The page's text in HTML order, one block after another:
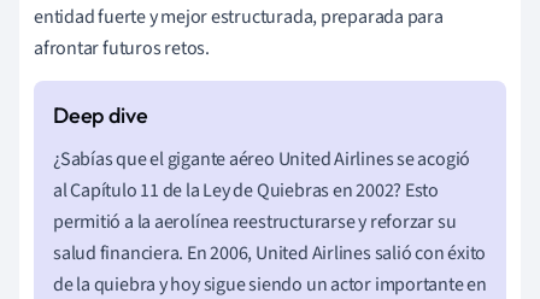
entidad fuerte y mejor estructurada, preparada para
afrontar futuros retos.
¿Sabías que el gigante aéreo United Airlines se acogió
al Capítulo 11 de la Ley de Quiebras en 2002? Esto
permitió a la aerolínea reestructurarse y reforzar su
salud financiera. En 2006, United Airlines salió con éxito
de la quiebra y hoy sigue siendo un actor importante en